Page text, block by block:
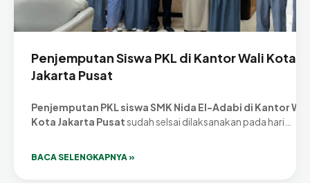
Penjemputan Siswa PKL di Kantor Wali Kota
Jakarta Pusat
Penjemputan PKL siswa SMK Nida El-Adabi di Kantor
Kota Jakarta Pusatsudah selsai dilaksanakan pada hari…
BACA SELENGKAPNYA »